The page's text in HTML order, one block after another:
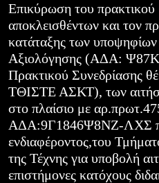
Επικύρωση του
αποκλεισθέντων και τον
κατάταξης των
Αξιολόγησης (ΑΔΑ:
Πρακτικού Συνεδρίασης
ΤΘΙΣΤΕ ΑΣΚΤ), των
στο πλαίσιο με
ΑΔΑ:9Γ1846Ψ8ΝΖ-ΛΧΣ
ενδιαφέροντος,του
της Τέχνης για υποβολή
επιστήμονες κατόχους